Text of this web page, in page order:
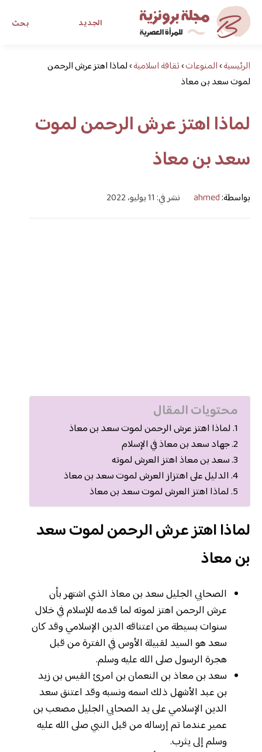
بحث الجديد
مجلة برونزية للفتاة العصريةالرئيسية›المنوعات›ثقافة اسلامية›لماذا اهتز عرش الرحمن
لموت سعد بن معاذ
لماذا اهتز عرش الرحمن لموت
سعد بن معاذ
بواسطة:ahmed نشر في: 11 يوليو، 2022
محتويات المقال
لماذا اهتز عرش الرحمن لموت سعد بن معاذ
جهاد سعد بن معاذ في الإسلام
سعد بن معاذ اهتز العرش لموته
الدليل على اهتزاز العرش لموت سعد بن معاذ
لماذا اهتز العرش لموت سعد بن معاذ
لماذا اهتز عرش الرحمن لموت سعد
بن معاذ
الصحابي الجليل سعد بن معاذ الذي اشتهر بأن
عرش الرحمن اهتز لموته لما قدمه للإسلام في خلال
سنوات بسيطة من اعتناقه الدين الإسلامي وقد كان
سعد هو السيد لقبيلة الأوس في الفترة من قبل
هجرة الرسول صلى الله عليه وسلم.
سعد بن معاذ بن النعمان بن امرئ القيس بن زيد
بن عبد الأشهل ذلك اسمه ونسبه وقد اعتنق سعد
الدين الإسلامي على يد الصحابي الجليل مصعب بن
عمير عندما تم إرساله من قبل النبي صلى الله عليه
وسلم إلى يثرب.